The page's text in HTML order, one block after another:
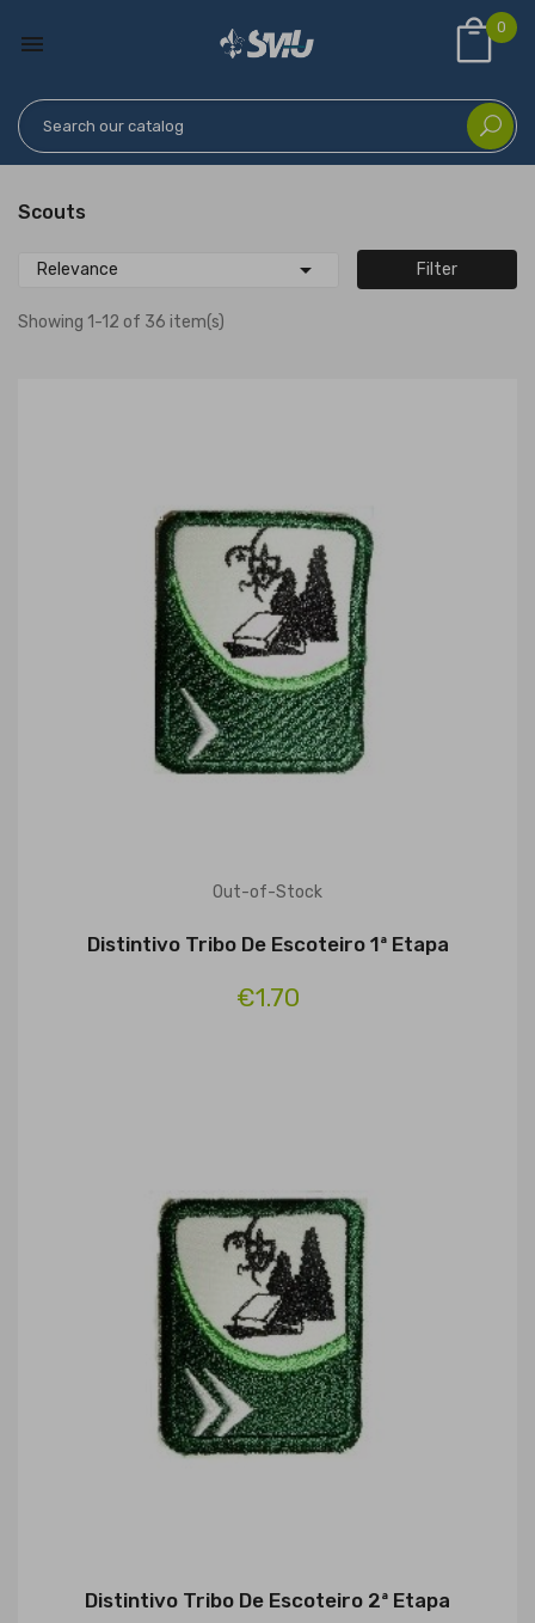

0
Scouts
Relevance  Filter
Showing 1-12 of 36 item(s)
Out-of-Stock
Distintivo Tribo De Escoteiro 1ª Etapa
€1.70
Distintivo Tribo De Escoteiro 2ª Etapa